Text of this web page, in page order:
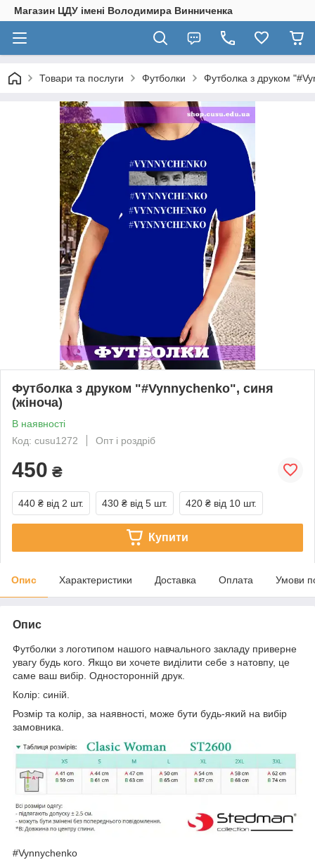
Магазин ЦДУ імені Володимира Винниченка
Товари та послуги Футболки Футболка з друком
Футболка з друком "#Vynnychenko", синя
(жіноча)
В наявності
Код: cusu1272
Опт і роздріб
450 ₴
440 ₴ від 2 шт. 430 ₴ від 5 шт. 420 ₴ від 10 шт.
Купити
Опис Характеристики Доставка Оплата Умови
Опис
Футболки з логотипом нашого навчального закладу приверне
увагу будь кого. Якщо ви хочете виділити себе з натовпу, це
саме ваш вибір. Односторонній друк.
Колір: синій.
Розмір та колір, за наявності, може бути будь-який на вибір
замовника.
#Vynnychenko